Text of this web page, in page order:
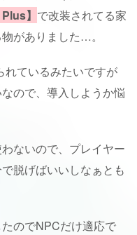
】 で改装されてる家
がありました…。
れているみたいですが
ので、導入しようか悩
ないので、プレイヤー
脱げばいいしなぁとも
のでNPCだけ適応で